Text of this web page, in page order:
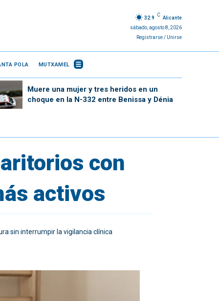
32.9
C
Alicante
sábado, agosto 8, 2026
Registrarse / Unirse
POLA MUTXAMEL
Muere una mujer y tres heridos en un
choque en la N-332 entre Benissa y Dénia
con
activos
sin interrumpir la vigilancia clínica